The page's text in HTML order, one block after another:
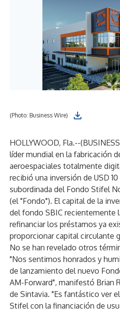
(Photo: Business Wire)
HOLLYWOOD, Fla.--(
líder mundial en la fabricación
aeroespaciales totalmente
recibió una inversión de USD
subordinada del Fondo Stifel
(el "Fondo"). El capital de la
del fondo SBIC recientemente
refinanciar los préstamos ya
proporcionar capital circulante
No se han revelado otros
"Nos sentimos honrados y
de lanzamiento del nuevo
AM-Forward", manifestó Brian
de Sintavia. "Es fantástico ver
Stifel con la financiación de